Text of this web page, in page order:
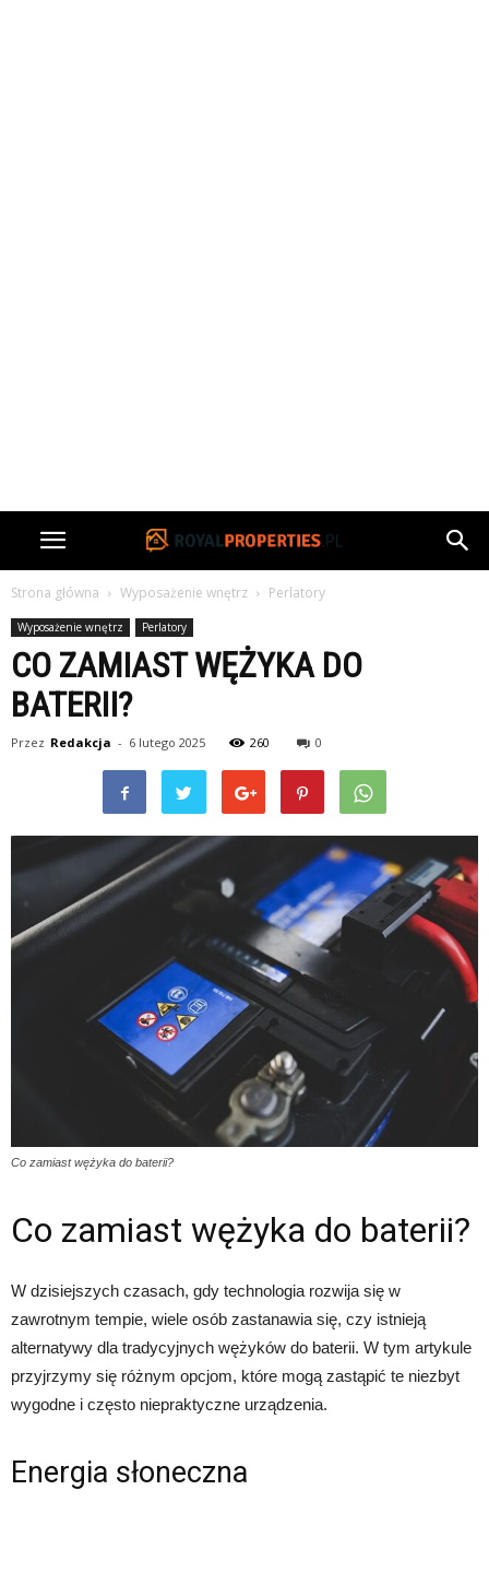
Strona główna Wyposażenie wnętrz Perlatory
Wyposażenie wnętrz Perlatory
CO ZAMIAST WĘŻYKA DO
BATERII?
Przez Redakcja - 6 lutego 2025 260 0
Co zamiast wężyka do baterii?
Co zamiast wężyka do baterii?
W dzisiejszych czasach, gdy technologia rozwija się w
zawrotnym tempie, wiele osób zastanawia się, czy istnieją
alternatywy dla tradycyjnych wężyków do baterii. W tym artykule
przyjrzymy się różnym opcjom, które mogą zastąpić te niezbyt
wygodne i często niepraktyczne urządzenia.
Energia słoneczna